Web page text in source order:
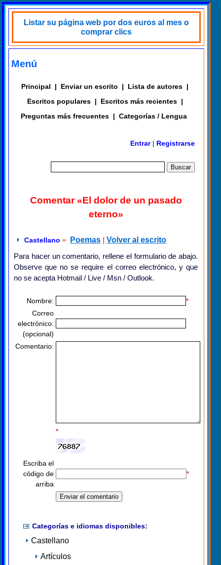
Listar su página web por dos euros al mes o
comprar clics
Menú
Principal | Enviar un escrito | Lista de autores |
Escritos populares | Escritos más recientes |
Preguntas más frecuentes | Categorías / Lengua
Entrar| Registrarse
Comentar «El dolor de un pasado
eterno»
Castellano » Poemas | Volver al escrito
Para hacer un comentario, rellene el formulario de abajo.
Observe que no se require el correo electrónico, y que
no se acepta Hotmail / Live / Msn / Outlook.
Nombre:
*
Correo
electrónico:
(opcional)
Comentario:
*
Escriba el
código de
arriba
*
Categorías e idiomas disponibles:
Castellano
Artículos